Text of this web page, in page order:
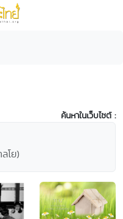
ค้นหาในเว็บไซต์ :
โย)